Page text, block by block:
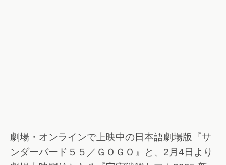
劇場・オンラインで上映中の日本語劇場版『サ
ンダーバード５５／ＧＯＧＯ』と、2月4日より